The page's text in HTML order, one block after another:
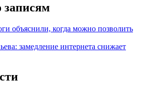
записям
объяснили, когда можно позволить
замедление интернета снижает